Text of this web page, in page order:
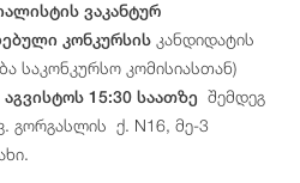
ვაკანტურ
კონკურსის კანდიდატის
საკონკურსო კომისიასთან)
15:30 საათზე შემდეგ
გორგასლის ქ. N16, მე-3